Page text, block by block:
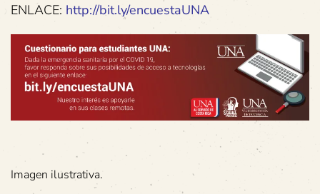
ENLACE: http://bit.ly/encuestaUNA
Imagen ilustrativa.